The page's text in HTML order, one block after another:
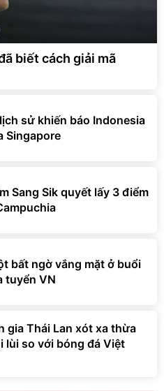
biết cách giải mã
sử khiến báo Indonesia
Singapore
Sang Sik quyết lấy 3 điểm
bất ngờ vắng mặt ở buổi
tuyển VN
gia Thái Lan xót xa thừa
lùi so với bóng đá Việt